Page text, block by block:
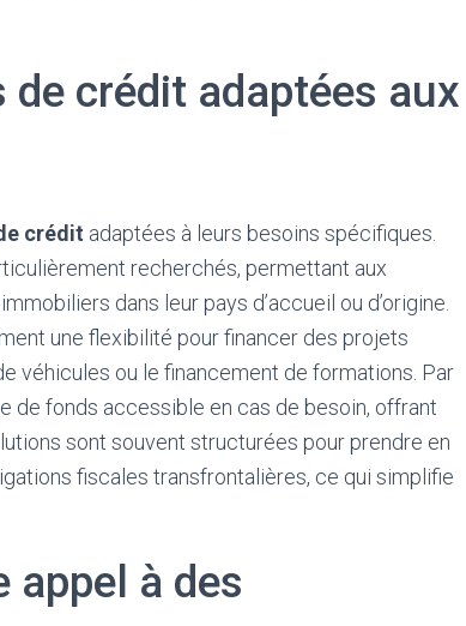
crédit adaptées aux
crédit adaptées à leurs besoins spécifiques.
recherchés, permettant aux
dans leur pays d’accueil ou d’origine.
une flexibilité pour financer des projets
véhicules ou le financement de formations. Par
de fonds accessible en cas de besoin, offrant
sont souvent structurées pour prendre en
fiscales transfrontalières, ce qui simplifie
appel à des